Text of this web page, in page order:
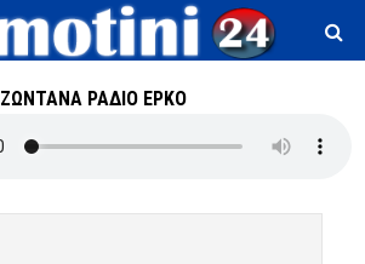
ΖΩΝΤΑΝΑ ΡΑΔΙΟ ΕΡΚΟ